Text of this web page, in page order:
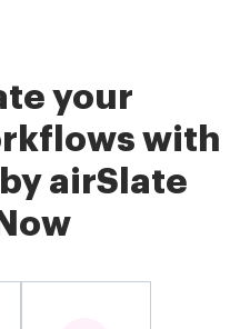
your
with
airSlate